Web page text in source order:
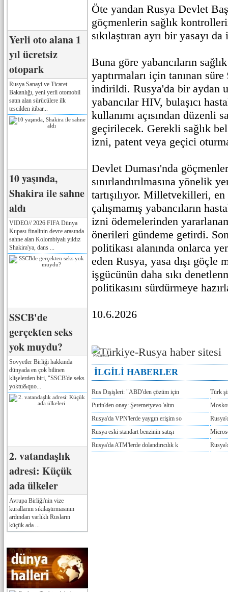
Yerli oto alana 1
yıl ücretsiz
otopark
Rusya Sanayi ve Ticaret
Bakanlığı, yeni yerli otomobil
satın alan sürücülere ilk
tescilden itibar...
10 yaşında,
Shakira ile sahne
aldı
VIDEO// 2026 FIFA Dünya
Kupası finalinin devre arasında
sahne alan Kolombiyalı yıldız
Shakira'ya, dans ...
SSCB'de
gerçekten seks
yok muydu?
Sovyetler Birliği hakkında
dünyada en çok bilinen
klişelerden biri, "SSCB'de seks
yoktu&quo...
2. vatandaşlık
adresi: Küçük
ada ülkeler
Avrupa Birliği'nin vize
kurallarını sıkılaştırmasının
ardından varlıklı Rusların
küçük ada ...
Öte yandan Rusya Devlet
göçmenlerin sağlık
sıkılaştıran ayrı bir yasayı da
Buna göre yabancıların
yaptırmaları için tanınan
indirildi. Rusya'da bir aydan
yabancılar HIV, bulaşıcı
kullanımı açısından düzenli
geçirilecek. Gerekli sağlık
izni, patent veya geçici
Devlet Duması'nda
sınırlandırılmasına yönelik
tartışılıyor. Milletvekilleri,
çalışmamış yabancıların
izni ödemelerinden
önerileri gündeme getirdi.
politikası alanında onlarca
eden Rusya, yasa dışı göçle
işgücünün daha sıkı
politikasını sürdürmeye
10.6.2026
Реклама
İLGİLİ HABERLER
Rus Dışişleri: "ABD'den çözüm için
Türk
Putin'den onay: Şeremetyevo 'altın
Rusya'da VPN'lerde yaygın erişim so
Rusya eski standart benzinin satışı
Rusya'da ATM'lerde dolandırıcılık k